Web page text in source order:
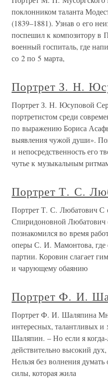
поклонником таланта
(1839–1881). Узнав о его
поспешил к композитору в
военный госпиталь, где
со 2 по 5 марта,
Портрет З. Н.
Портрет З. Н. Юсуповой
портретистом среди
по выражению Бориса
выявления чужой души».
и непосредственность его
чутье к музыкальным
Портрет Т. С.
Портрет Т. С. Любатович С
Спиридоновной Любатович
познакомился во время
оперы С. И. Мамонтова, где
партии. Коровин слагает
и чарующему обаянию
Портрет Ф. И.
Портрет Ф. И. Шаляпина
интересных, талантливых
Шаляпин. – Но если я
действительно высокий
Нельзя без волнения
силы, которая жила